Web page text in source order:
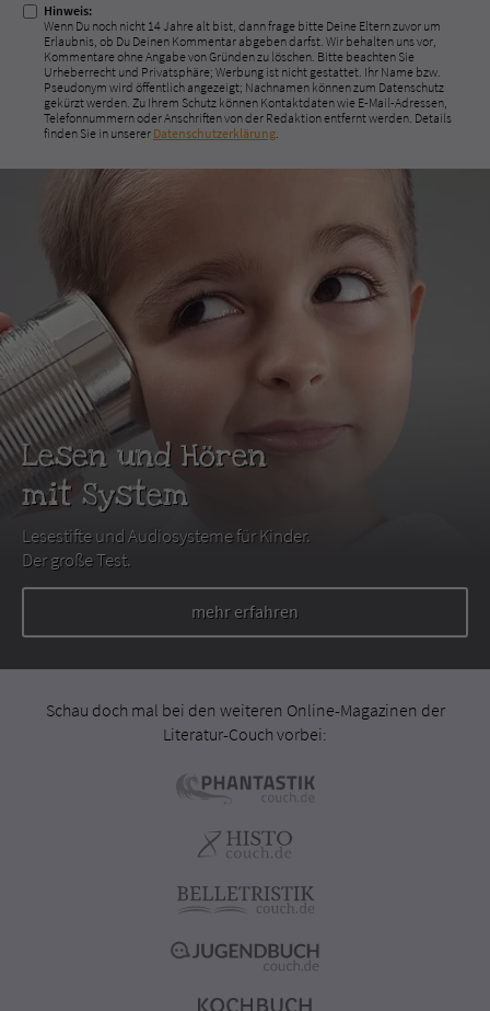
Hinweis:
Wenn Du noch nicht 14 Jahre alt bist, dann frage bitte Deine Eltern zuvor um
Erlaubnis, ob Du Deinen Kommentar abgeben darfst. Wir behalten uns vor,
Kommentare ohne Angabe von Gründen zu löschen. Bitte beachten Sie
Urheberrecht und Privatsphäre; Werbung ist nicht gestattet. Ihr Name bzw.
Pseudonym wird öffentlich angezeigt; Nachnamen können zum Datenschutz
gekürzt werden. Zu Ihrem Schutz können Kontaktdaten wie E-Mail-Adressen,
Telefonnummern oder Anschriften von der Redaktion entfernt werden. Details
finden Sie in unserer Datenschutzerklärung
Lesen und Hören
mit System
Lesestifte und Audiosysteme für Kinder.
Der große Test.
mehr erfahren
Schau doch mal bei den weiteren Online-Magazinen der
Literatur-Couch vorbei: